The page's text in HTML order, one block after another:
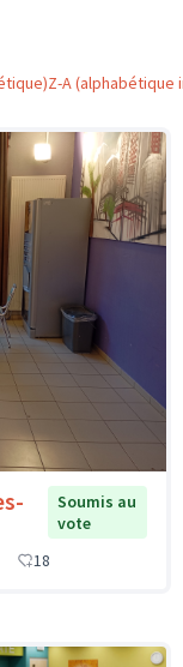
Z-A (alphabétique
Soumis au
vote
18